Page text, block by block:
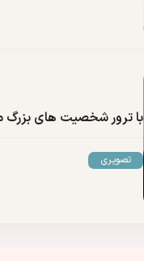
با ترور شخصیت های بزرگ
تصویری